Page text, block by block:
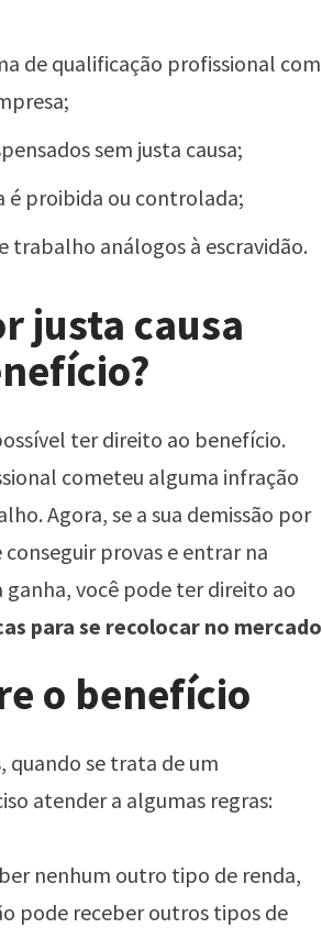
de qualificação profissional com
sem justa causa;
é proibida ou controlada;
trabalho análogos à escravidão.
justa causa
ter direito ao benefício.
cometeu alguma infração
Agora, se a sua demissão por
provas e entrar na
ganha, você pode ter direito ao
para se recolocar no mercado
o benefício
quando se trata de um
atender a algumas regras:
nenhum outro tipo de renda,
pode receber outros tipos de